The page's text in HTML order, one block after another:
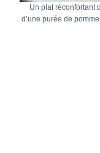
Un plat réconfortant
d’une purée de